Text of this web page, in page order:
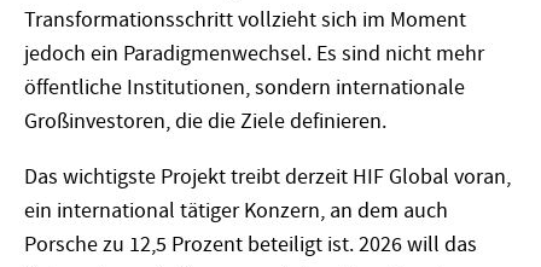
Transformationsschritt vollzieht sich im Moment
jedoch ein Paradigmenwechsel. Es sind nicht mehr
öffentliche Institutionen, sondern internationale
Großinvestoren, die die Ziele definieren.
Das wichtigste Projekt treibt derzeit HIF Global voran,
ein international tätiger Konzern, an dem auch
Porsche zu 12,5 Prozent beteiligt ist. 2026 will das